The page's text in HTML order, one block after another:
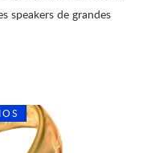
speakers de grandes
IOS